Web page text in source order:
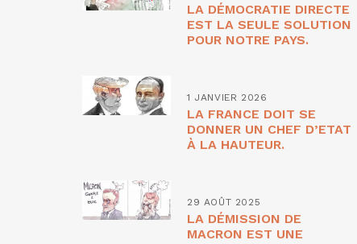
LA DÉMOCRATIE DIRECTE
EST LA SEULE SOLUTION
POUR NOTRE PAYS.
1 JANVIER 2026
LA FRANCE DOIT SE
DONNER UN CHEF D’ETAT
À LA HAUTEUR.
29 AOÛT 2025
LA DÉMISSION DE
MACRON EST UNE